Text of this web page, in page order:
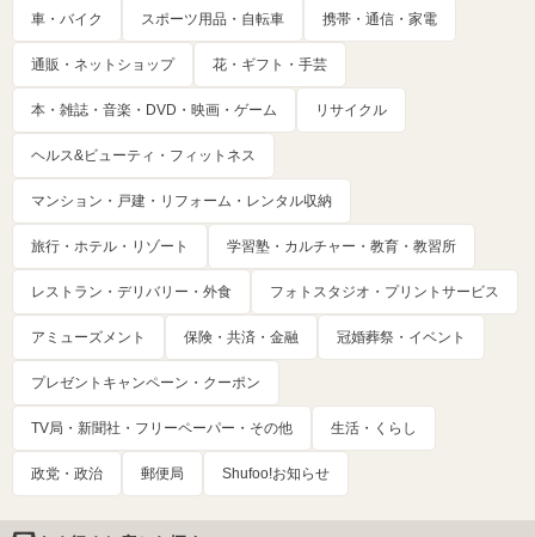
車・バイク スポーツ用品・自転車 携帯・通信・家電
通販・ネットショップ 花・ギフト・手芸
本・雑誌・音楽・DVD・映画・ゲーム リサイクル
ヘルス&ビューティ・フィットネス
マンション・戸建・リフォーム・レンタル収納
旅行・ホテル・リゾート 学習塾・カルチャー・教育・教習所
レストラン・デリバリー・外食 フォトスタジオ・プリントサービス
アミューズメント 保険・共済・金融 冠婚葬祭・イベント
プレゼントキャンペーン・クーポン
TV局・新聞社・フリーペーパー・その他 生活・くらし
政党・政治 郵便局 Shufoo!お知らせ